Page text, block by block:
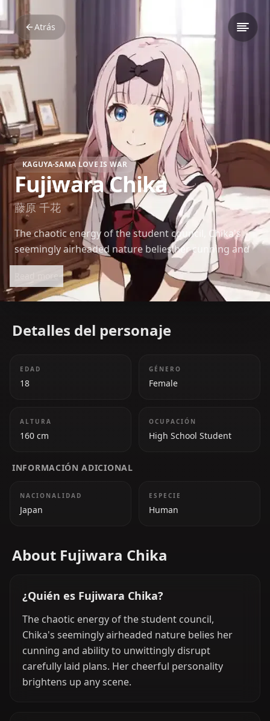
Atrás
KAGUYA-SAMA LOVE IS WAR
Fujiwara Chika
藤原 千花
The chaotic energy of the student council, Chika's
seemingly airheaded nature belies her cunning and
ability to unwittingly disrupt carefully laid plans. Her
cheerful personality brightens up any scene.
Read more
Detalles del personaje
EDAD
18
GÉNERO
Female
ALTURA
160 cm
OCUPACIÓN
High School Student
INFORMACIÓN ADICIONAL
NACIONALIDAD
Japan
ESPECIE
Human
About Fujiwara Chika
¿Quién es Fujiwara Chika?
The chaotic energy of the student council,
Chika's seemingly airheaded nature belies her
cunning and ability to unwittingly disrupt
carefully laid plans. Her cheerful personality
brightens up any scene.